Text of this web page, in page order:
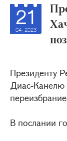
21
04, 2023
Президенту
Диас-Канелю
В послании